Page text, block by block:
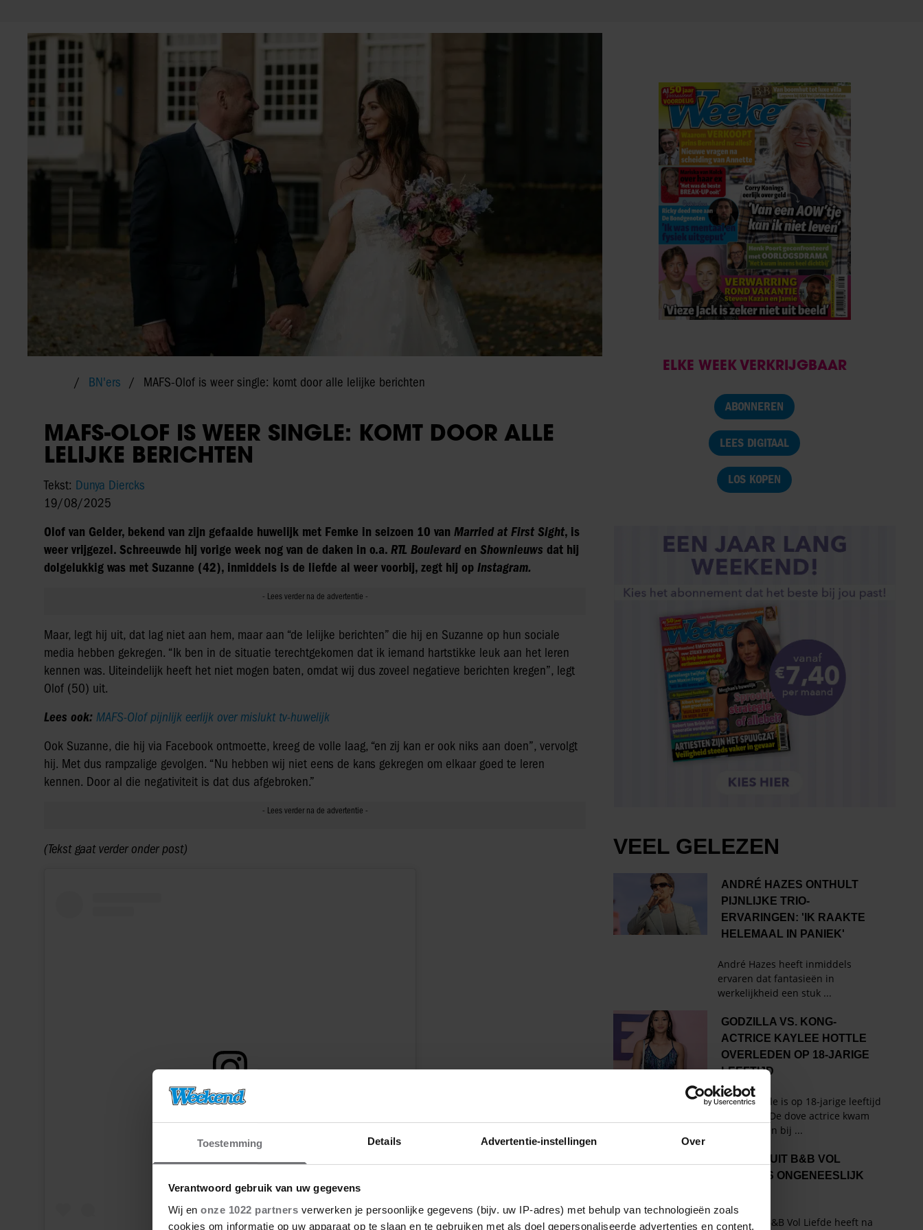
Toestemming Details Advertentie-instellingen Over
Verantwoord gebruik van uw gegevens
Wij en onze 1022 partners verwerken je persoonlijke gegevens (bijv. uw IP-adres) met behulp van technologieën zoals
cookies om informatie op uw apparaat op te slaan en te gebruiken met als doel gepersonaliseerde advertenties en content,
BN'ers MAFS-Olof is weer single: komt door alle lelijke berichten
MAFS-OLOF IS WEER SINGLE: KOMT DOOR ALLE
LELIJKE BERICHTEN
Tekst: Dunya Diercks
19/08/2025
Olof van Gelder, bekend van zijn gefaalde huwelijk met Femke in seizoen 10 van Married at First Sight, is
weer vrijgezel. Schreeuwde hij vorige week nog van de daken in o.a. RTL Boulevarden Shownieuws dat hij
dolgelukkig was met Suzanne (42), inmiddels is de liefde al weer voorbij, zegt hij op Instagram.
Maar, legt hij uit, dat lag niet aan hem, maar aan “de lelijke berichten” die hij en Suzanne op hun sociale
media hebben gekregen. “Ik ben in de situatie terechtgekomen dat ik iemand hartstikke leuk aan het leren
kennen was. Uiteindelijk heeft het niet mogen baten, omdat wij dus zoveel negatieve berichten kregen”, legt
Olof (50) uit.
Lees ook: MAFS-Olof pijnlijk eerlijk over mislukt tv-huwelijk
Ook Suzanne, die hij via Facebook ontmoette, kreeg de volle laag, “en zij kan er ook niks aan doen”, vervolgt
hij. Met dus rampzalige gevolgen. “Nu hebben wij niet eens de kans gekregen om elkaar goed te leren
kennen. Door al die negativiteit is dat dus afgebroken.”
(Tekst gaat verder onder post)
Dit bericht op Instagram bekijken
ELKE WEEK VERKRIJGBAAR
ABONNEREN
LEES DIGITAAL
LOS KOPEN